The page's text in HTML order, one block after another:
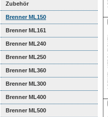
Zubehör
Brenner ML150
Brenner ML161
Brenner ML240
Brenner ML250
Brenner ML360
Brenner ML300
Brenner ML400
Brenner ML500